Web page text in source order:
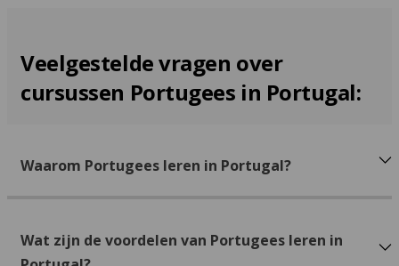
Veelgestelde vragen over
cursussen Portugees in Portugal:
Waarom Portugees leren in Portugal?
Wat zijn de voordelen van Portugees leren in